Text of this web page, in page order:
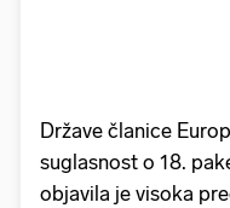
Države članice
suglasnost o 18.
objavila je visoka